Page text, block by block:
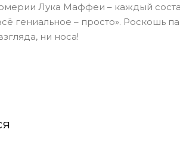
Лука Маффеи – каждый
гениальное – просто». Роскошь
ни носа!